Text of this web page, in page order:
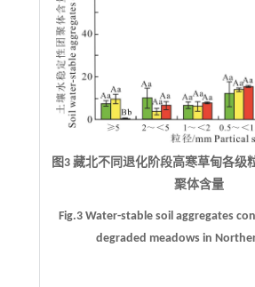
图3 藏北不同退化阶段高寒草甸各级
聚体含量
Fig.3 Water-stable soil aggregates
degraded meadows in